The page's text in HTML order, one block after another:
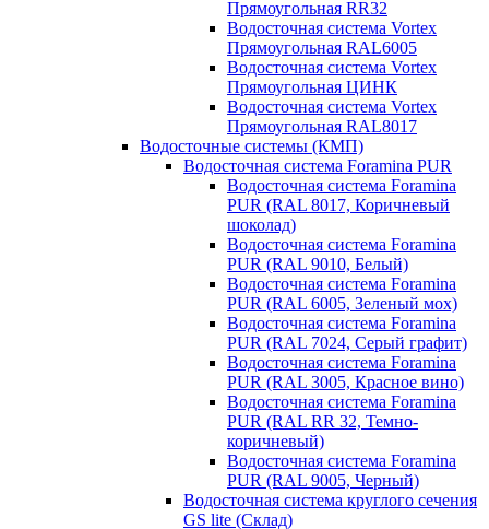
Прямоугольная RR32
Водосточная система Vortex
Прямоугольная RAL6005
Водосточная система Vortex
Прямоугольная ЦИНК
Водосточная система Vortex
Прямоугольная RAL8017
Водосточные системы (КМП)
Водосточная система Foramina PUR
Водосточная система Foramina
PUR (RAL 8017, Коричневый
шоколад)
Водосточная система Foramina
PUR (RAL 9010, Белый)
Водосточная система Foramina
PUR (RAL 6005, Зеленый мох)
Водосточная система Foramina
PUR (RAL 7024, Серый графит)
Водосточная система Foramina
PUR (RAL 3005, Красное вино)
Водосточная система Foramina
PUR (RAL RR 32, Темно-
коричневый)
Водосточная система Foramina
PUR (RAL 9005, Черный)
Водосточная система круглого сечения
GS lite (Склад)